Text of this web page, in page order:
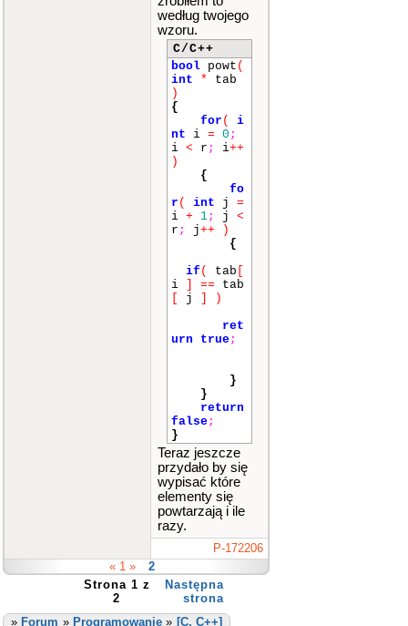
według twojego
wzoru.
C/C++
bool powt (
int
*
tab
)
{
for (
i
nt i = 0 ;
i < r ; i++
)
{
fo
r ( int j =
i + 1; j <
r ; j++
)
{
if ( tab
i
== tab
j
)
ret
urn
true;
}
}
return
false;
}
Teraz jeszcze
przydało by się
wypisać które
elementy się
powtarzają i ile
razy.
P-172206
« 1 »
2
Strona 1 z
2
Następna
strona
» Forum » Programowanie » [C, C++]